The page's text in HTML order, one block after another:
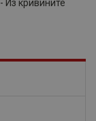
кривините